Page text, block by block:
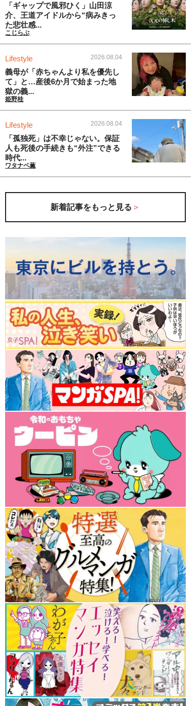
「ギャップで風邪ひく」山田涼
介、王道アイドルから“病みきっ
た悲壮感...
こじらぶ
Lifestyle 2026.08.04
義母が「赤ちゃんより私を優先し
て」と…産後6か月で始まった地
獄の義...
姫野桂
Lifestyle 2026.08.04
「孤独死」は不幸じゃない。保証
人も死後の手続きも“外注”できる
時代...
ワタナベ薫
新着記事をもっと見る